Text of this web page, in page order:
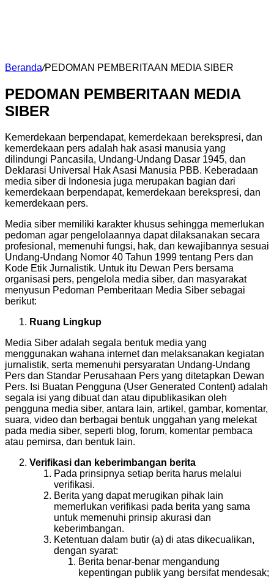
Beranda/PEDOMAN PEMBERITAAN MEDIA SIBER
PEDOMAN PEMBERITAAN MEDIA
SIBER
Kemerdekaan berpendapat, kemerdekaan berekspresi, dan
kemerdekaan pers adalah hak asasi manusia yang
dilindungi Pancasila, Undang-Undang Dasar 1945, dan
Deklarasi Universal Hak Asasi Manusia PBB. Keberadaan
media siber di Indonesia juga merupakan bagian dari
kemerdekaan berpendapat, kemerdekaan berekspresi, dan
kemerdekaan pers.
Media siber memiliki karakter khusus sehingga memerlukan
pedoman agar pengelolaannya dapat dilaksanakan secara
profesional, memenuhi fungsi, hak, dan kewajibannya sesuai
Undang-Undang Nomor 40 Tahun 1999 tentang Pers dan
Kode Etik Jurnalistik. Untuk itu Dewan Pers bersama
organisasi pers, pengelola media siber, dan masyarakat
menyusun Pedoman Pemberitaan Media Siber sebagai
berikut:
Ruang Lingkup
Media Siber adalah segala bentuk media yang
menggunakan wahana internet dan melaksanakan kegiatan
jurnalistik, serta memenuhi persyaratan Undang-Undang
Pers dan Standar Perusahaan Pers yang ditetapkan Dewan
Pers. Isi Buatan Pengguna (User Generated Content) adalah
segala isi yang dibuat dan atau dipublikasikan oleh
pengguna media siber, antara lain, artikel, gambar, komentar,
suara, video dan berbagai bentuk unggahan yang melekat
pada media siber, seperti blog, forum, komentar pembaca
atau pemirsa, dan bentuk lain.
Verifikasi dan keberimbangan berita
Pada prinsipnya setiap berita harus melalui
verifikasi.
Berita yang dapat merugikan pihak lain
memerlukan verifikasi pada berita yang sama
untuk memenuhi prinsip akurasi dan
keberimbangan.
Ketentuan dalam butir (a) di atas dikecualikan,
dengan syarat:
Berita benar-benar mengandung
kepentingan publik yang bersifat mendesak;